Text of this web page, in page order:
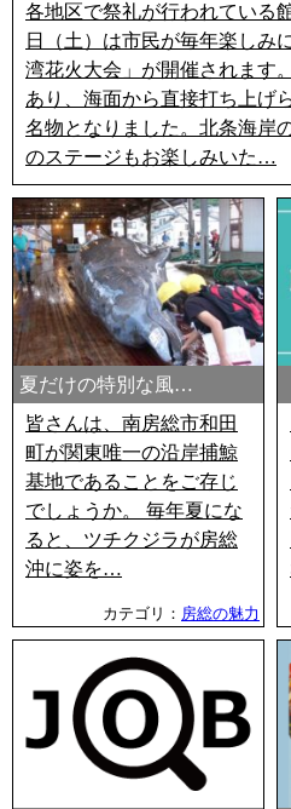
各地区で祭礼が行われている
日（土）は市民が毎年楽しみ
湾花火大会」が開催されます
あり、海面から直接打ち上げ
名物となりました。北条海岸
のステージもお楽しみいた…
夏だけの特別な風…
皆さんは、南房総市和田
町が関東唯一の沿岸捕鯨
基地であることをご存じ
でしょうか。 毎年夏にな
ると、ツチクジラが房総
沖に姿を…
カテゴリ： 房総の魅力